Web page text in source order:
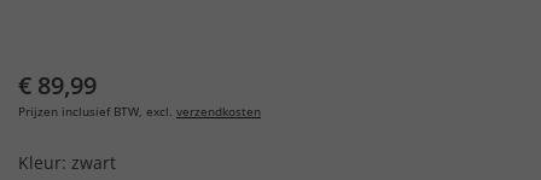
€ 89,99
Prijzen inclusief BTW, excl. verzendkosten
Kleur: zwart